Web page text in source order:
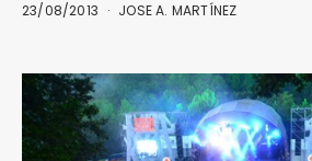
23/08/2013 JOSE A. MARTÍNEZ